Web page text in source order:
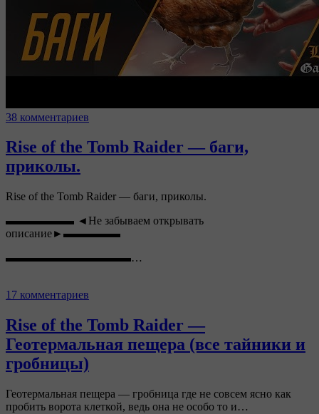
38 комментариев
Rise of the Tomb Raider — баги,
приколы.
Rise of the Tomb Raider — баги, приколы.
▬▬▬▬▬▬ ◄Не забываем открывать
описание►▬▬▬▬▬
▬▬▬▬▬▬▬▬▬▬▬…
17 комментариев
Rise of the Tomb Raider —
Геотермальная пещера (все тайники и
гробницы)
Геотермальная пещера — гробница где не совсем ясно как
пробить ворота клеткой, ведь она не особо то и…